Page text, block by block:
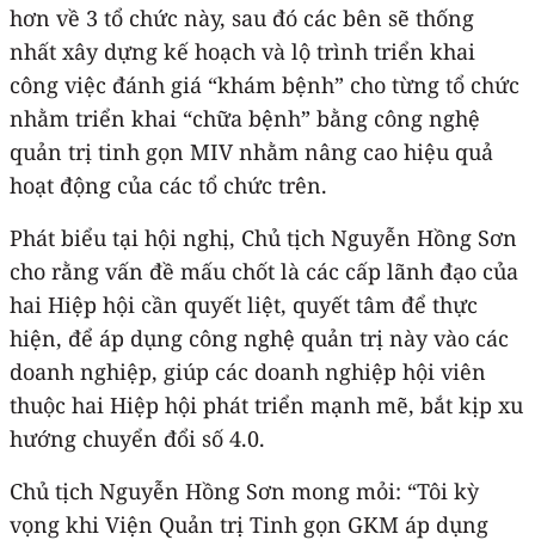
hơn về 3 tổ chức này, sau đó các bên sẽ thống
nhất xây dựng kế hoạch và lộ trình triển khai
công việc đánh giá “khám bệnh” cho từng tổ chức
nhằm triển khai “chữa bệnh” bằng công nghệ
quản trị tinh gọn MIV nhằm nâng cao hiệu quả
hoạt động của các tổ chức trên.
Phát biểu tại hội nghị, Chủ tịch Nguyễn Hồng Sơn
cho rằng vấn đề mấu chốt là các cấp lãnh đạo của
hai Hiệp hội cần quyết liệt, quyết tâm để thực
hiện, để áp dụng công nghệ quản trị này vào các
doanh nghiệp, giúp các doanh nghiệp hội viên
thuộc hai Hiệp hội phát triển mạnh mẽ, bắt kịp xu
hướng chuyển đổi số 4.0.
Chủ tịch Nguyễn Hồng Sơn mong mỏi: “Tôi kỳ
vọng khi Viện Quản trị Tinh gọn GKM áp dụng